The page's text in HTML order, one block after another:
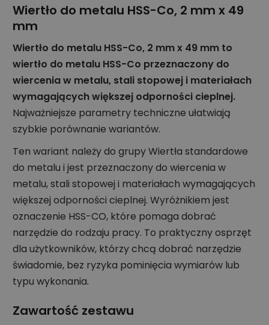
Wiertło do metalu HSS-Co, 2 mm x 49
mm
Wiertło do metalu HSS-Co, 2 mm x 49 mm to
wiertło do metalu HSS-Co przeznaczony do
wiercenia w metalu, stali stopowej i materiałach
wymagających większej odporności cieplnej.
Najważniejsze parametry techniczne ułatwiają
szybkie porównanie wariantów.
Ten wariant należy do grupy Wiertła standardowe
do metalu i jest przeznaczony do wiercenia w
metalu, stali stopowej i materiałach wymagających
większej odporności cieplnej. Wyróżnikiem jest
oznaczenie HSS-CO, które pomaga dobrać
narzędzie do rodzaju pracy. To praktyczny osprzęt
dla użytkowników, którzy chcą dobrać narzędzie
świadomie, bez ryzyka pominięcia wymiarów lub
typu wykonania.
Zawartość zestawu